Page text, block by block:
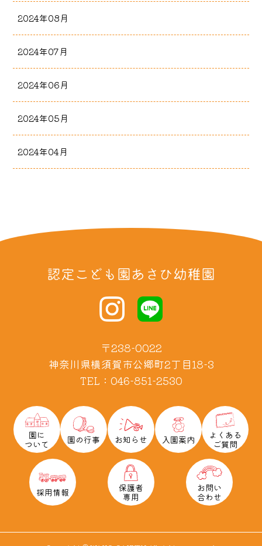
2024年08月
2024年07月
2024年06月
2024年05月
2024年04月
認定こども園あさひ幼稚園
〒238-0022
神奈川県横須賀市公郷町2丁目18-3
TEL：046-851-2530
園に
ついて
園の行事 お知らせ 入園案内
よくある
ご質問
採用情報
保護者
専用
お問い
合わせ